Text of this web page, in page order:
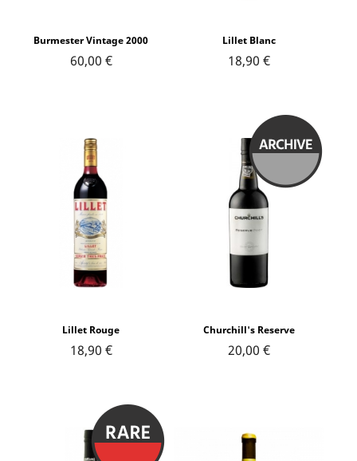
Burmester Vintage 2000
60,00 €
Lillet Blanc
18,90 €
Lillet Rouge
18,90 €
Churchill's Reserve
20,00 €